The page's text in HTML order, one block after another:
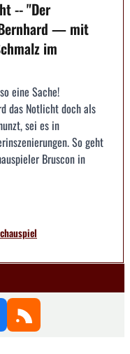
-- "Der
— mit
im
eine Sache!
das Notlicht doch als
sei es in
So geht
Bruscon in